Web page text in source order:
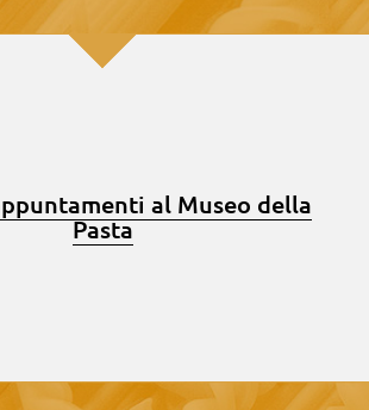
al Museo della
Pasta